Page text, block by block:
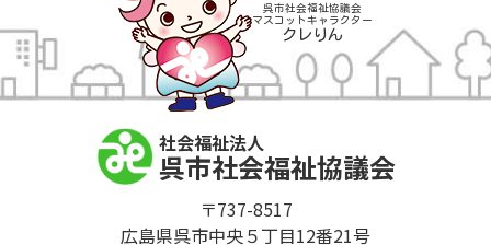
呉市社会福祉協議会
マスコットキャラクター
クレりん
社会福祉法人
呉市社会福祉協議会
〒737-8517
広島県呉市中央５丁目12番21号